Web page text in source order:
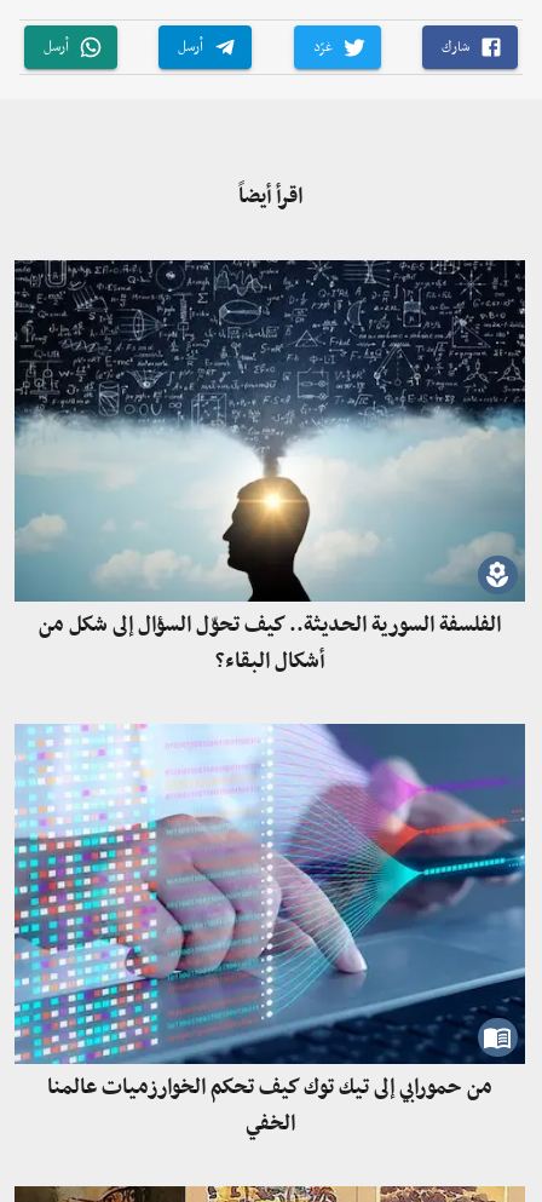
شارك غرّد أرسل أرسل
اقرأ أيضاً
الفلسفة السورية الحديثة.. كيف تحوّل السؤال إلى شكل من
أشكال البقاء؟
من حمورابي إلى تيك توك كيف تحكم الخوارزميات عالمنا
الخفي